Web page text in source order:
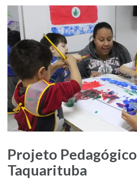
Projeto Pedagógico
Taquarituba